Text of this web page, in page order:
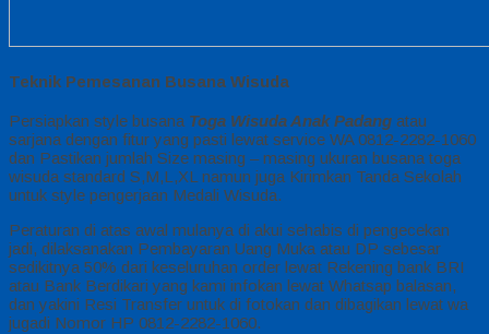
Teknik Pemesanan Busana Wisuda
Persiapkan style busana Toga Wisuda Anak Padang atau
sarjana dengan fitur yang pasti lewat service WA 0812-2282-1060
dan Pastikan jumlah Size masing – masing ukuran busana toga
wisuda standard S,M,L,XL namun juga Kirimkan Tanda Sekolah
untuk style pengerjaan Medali Wisuda.
Peraturan di atas awal mulanya di akui sehabis di pengecekan
jadi, dilaksanakan Pembayaran Uang Muka atau DP sebesar
sedikitnya 50% dari keseluruhan order lewat Rekening bank BRI
atau Bank Berdikari yang kami infokan lewat Whatsap balasan,
dan yakini Resi Transfer untuk di fotokan dan dibagikan lewat wa
jugadi Nomor HP 0812-2282-1060.